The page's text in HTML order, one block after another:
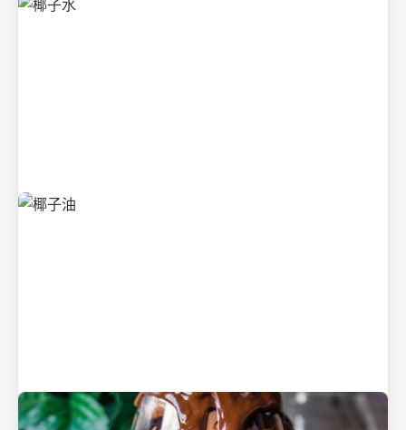
清凉解渴的椰子水
纯净的初榨椰子油